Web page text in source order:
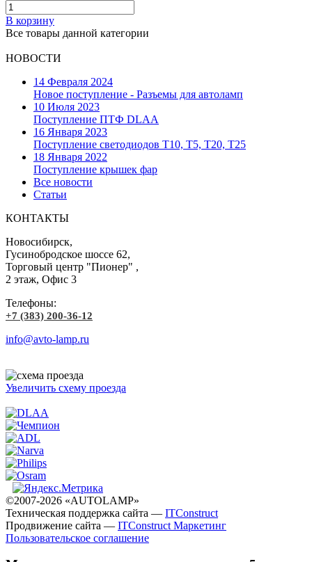
В корзину
Все товары данной категории
НОВОСТИ
14 Февраля 2024
Новое поступление - Разъемы для автоламп
10 Июля 2023
Поступление ПТФ DLAA
16 Января 2023
Поступление светодиодов T10, T5, T20, T25
18 Января 2022
Поступление крышек фар
Все новости
Статьи
КОНТАКТЫ
Новосибирск,
Гусинобродское шоссе 62,
Торговый центр "Пионер" ,
2 этаж, Офис 3
Телефоны:
+7 (383) 200-36-12
info@avto-lamp.ru
Увеличить схему проезда
©2007-2026 «AUTOLAMP»
Техническая поддержка сайта — ITConstruct
Продвижение сайта — ITConstruct Маркетинг
Пользовательское соглашение